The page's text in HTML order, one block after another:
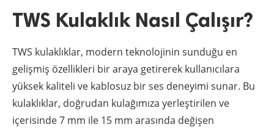
TWS Kulaklık Nasıl Çalışır?
TWS kulaklıklar, modern teknolojinin sunduğu en
gelişmiş özellikleri bir araya getirerek kullanıcılara
yüksek kaliteli ve kablosuz bir ses deneyimi sunar. Bu
kulaklıklar, doğrudan kulağımıza yerleştirilen ve
içerisinde 7 mm ile 15 mm arasında değişen